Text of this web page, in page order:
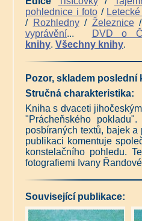
pohlednice i foto /
/ Rozhledny/ Železnice
vyprávění...
DVD o
knihy. Všechny knihy.
Pozor, skladem poslední
Stručná charakteristika:
Kniha s dvaceti
"Prácheňského
posbíraných textů, bajek
publikaci komentuje
konstelačního pohledu.
fotografiemi Ivany
Související publikace: